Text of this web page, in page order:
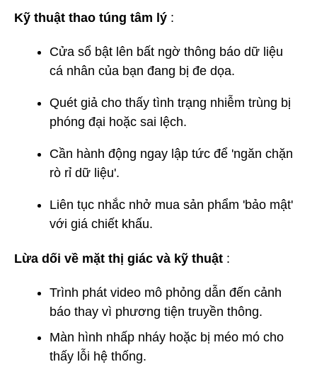
Kỹ thuật thao túng tâm lý :
Cửa sổ bật lên bất ngờ thông báo dữ liệu
cá nhân của bạn đang bị đe dọa.
Quét giả cho thấy tình trạng nhiễm trùng bị
phóng đại hoặc sai lệch.
Cần hành động ngay lập tức để 'ngăn chặn
rò rỉ dữ liệu'.
Liên tục nhắc nhở mua sản phẩm 'bảo mật'
với giá chiết khấu.
Lừa dối về mặt thị giác và kỹ thuật :
Trình phát video mô phỏng dẫn đến cảnh
báo thay vì phương tiện truyền thông.
Màn hình nhấp nháy hoặc bị méo mó cho
thấy lỗi hệ thống.